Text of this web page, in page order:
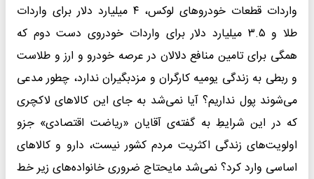
واردات قطعات خودرو‌های لوکس، ۴ میلیارد دلار برای واردات
طلا و ۳.۵ میلیارد دلار برای واردات خودروی دست دوم که
همگی برای تامین منافع دلالان در عرصه خودرو و ارز و طلاست
و ربطی به زندگی یومیه کارگران و مزدبگیران ندارد، چطور مدعی
می‌شوند پول نداریم؟ آیا نمی‌شد به جای این کالا‌های لاکچری
که در این شرایطِ به گفته‌ی آقایان «ریاضت اقتصادی» جزو
اولویت‌های زندگی اکثریت مردم کشور نیست، دارو و کالا‌های
اساسی وارد کرد؟ نمی‌شد مایحتاج ضروری خانواده‌های زیر خط